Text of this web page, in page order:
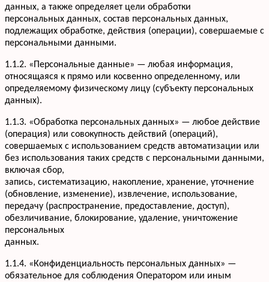
данных, а также определяет цели обработки
персональных данных, состав персональных данных,
подлежащих обработке, действия (операции), совершаемые с
персональными данными.
1.1.2. «Персональные данные» — любая информация,
относящаяся к прямо или косвенно определенному, или
определяемому физическому лицу (субъекту персональных
данных).
1.1.3. «Обработка персональных данных» — любое действие
(операция) или совокупность действий (операций),
совершаемых с использованием средств автоматизации или
без использования таких средств с персональными данными,
включая сбор,
запись, систематизацию, накопление, хранение, уточнение
(обновление, изменение), извлечение, использование,
передачу (распространение, предоставление, доступ),
обезличивание, блокирование, удаление, уничтожение
персональных
данных.
1.1.4. «Конфиденциальность персональных данных» —
обязательное для соблюдения Оператором или иным